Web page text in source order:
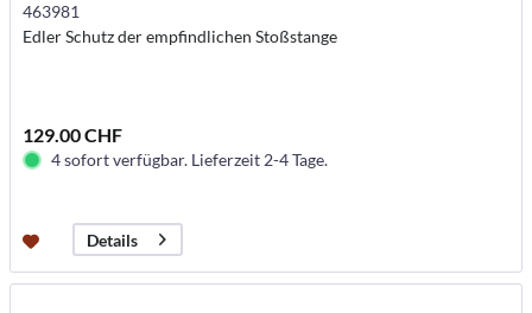
463981
Edler Schutz der empfindlichen Stoßstange
129.00 CHF
4 sofort verfügbar. Lieferzeit 2-4 Tage.
Details